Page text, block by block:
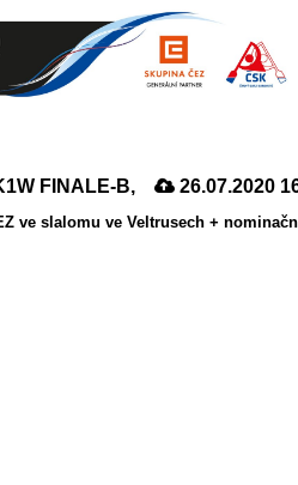
FINALE-B, 26.07.2020
ve slalomu ve Veltrusech +